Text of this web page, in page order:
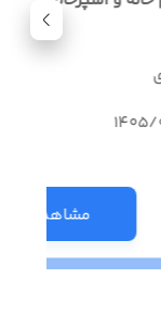
مشاهده